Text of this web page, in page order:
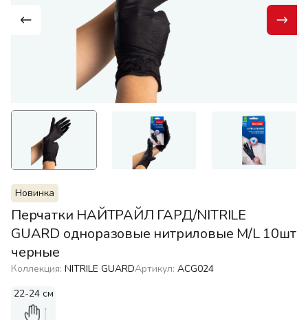
Новинка
Перчатки НАЙТРАЙЛ ГАРД/NITRILE
GUARD одноразовые нитриловые M/L 10шт
черные
Коллекция: NITRILE GUARDАртикул: ACG024
22-24 см